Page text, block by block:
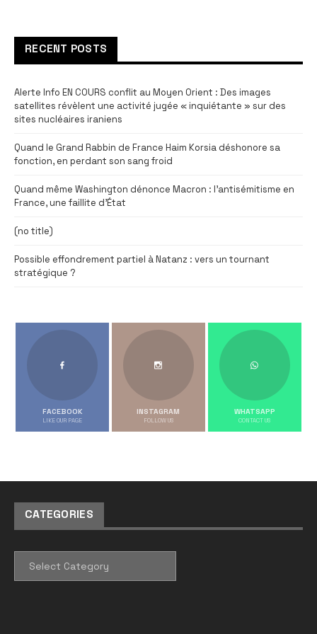
RECENT POSTS
Alerte Info EN COURS conflit au Moyen Orient : Des images
satellites révèlent une activité jugée « inquiétante » sur des
sites nucléaires iraniens
Quand le Grand Rabbin de France Haim Korsia déshonore sa
fonction, en perdant son sang froid
Quand même Washington dénonce Macron : l’antisémitisme en
France, une faillite d’État
(no title)
Possible effondrement partiel à Natanz : vers un tournant
stratégique ?
FACEBOOK
LIKE OUR PAGE
INSTAGRAM
FOLLOW US
WHATSAPP
CONTACT US
CATEGORIES